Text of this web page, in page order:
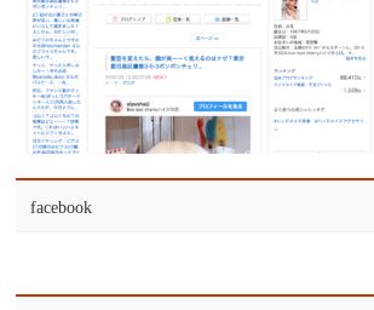
facebook